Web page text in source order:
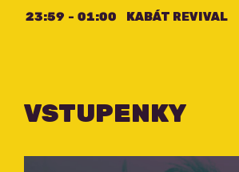
23:59 - 01:00 KABÁT REVIVAL
VSTUPENKY